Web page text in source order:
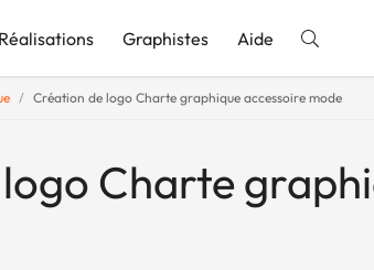
Réalisations Graphistes Aide
Création de logo Charte graphique accessoire mode
Charte